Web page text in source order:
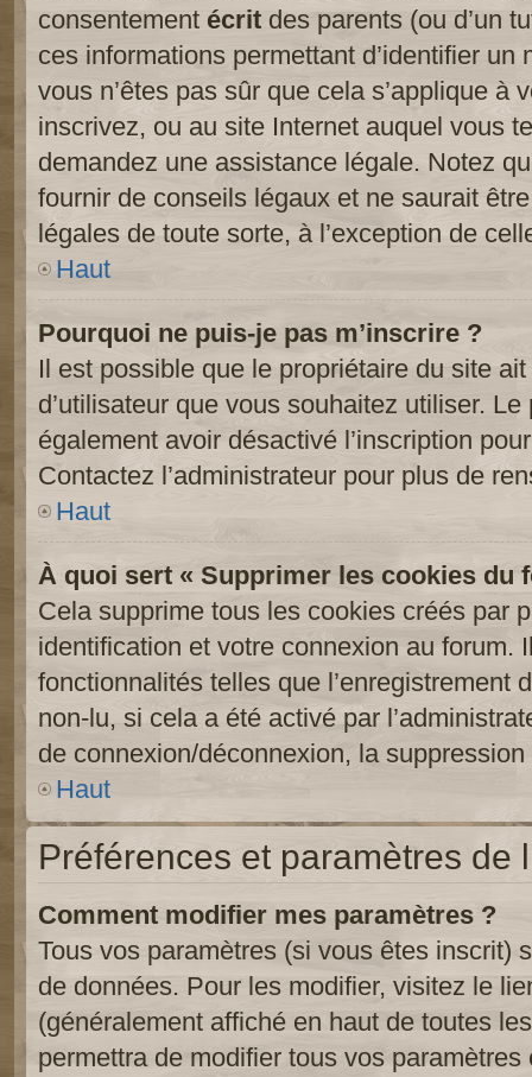
consentement écrit des parents (ou d’un
ces informations permettant d’identifier
vous n’êtes pas sûr que cela s’applique à
inscrivez, ou au site Internet auquel vous
demandez une assistance légale. Notez
fournir de conseils légaux et ne saurait
légales de toute sorte, à l’exception de
Haut
Pourquoi ne puis-je pas m’inscrire ?
Il est possible que le propriétaire du site
d’utilisateur que vous souhaitez utiliser.
également avoir désactivé l’inscription
Contactez l’administrateur pour plus de
Haut
À quoi sert « Supprimer les cookies du
Cela supprime tous les cookies créés par
identification et votre connexion au forum.
fonctionnalités telles que l’enregistrement
non-lu, si cela a été activé par
de connexion/déconnexion, la
Haut
Préférences et paramètres de
Comment modifier mes paramètres ?
Tous vos paramètres (si vous êtes inscrit)
de données. Pour les modifier, visitez le
(généralement affiché en haut de toutes
permettra de modifier tous vos paramètres